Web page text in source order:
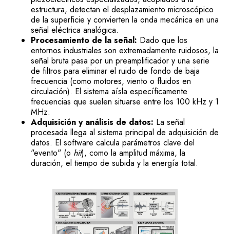
estructura, detectan el desplazamiento microscópico
de la superficie y convierten la onda mecánica en una
señal eléctrica analógica.
Procesamiento de la señal: Dado que los
entornos industriales son extremadamente ruidosos, la
señal bruta pasa por un preamplificador y una serie
de filtros para eliminar el ruido de fondo de baja
frecuencia (como motores, viento o fluidos en
circulación). El sistema aísla específicamente
frecuencias que suelen situarse entre los 100 kHz y 1
MHz.
Adquisición y análisis de datos: La señal
procesada llega al sistema principal de adquisición de
datos. El software calcula parámetros clave del
"evento" (o hit), como la amplitud máxima, la
duración, el tiempo de subida y la energía total.